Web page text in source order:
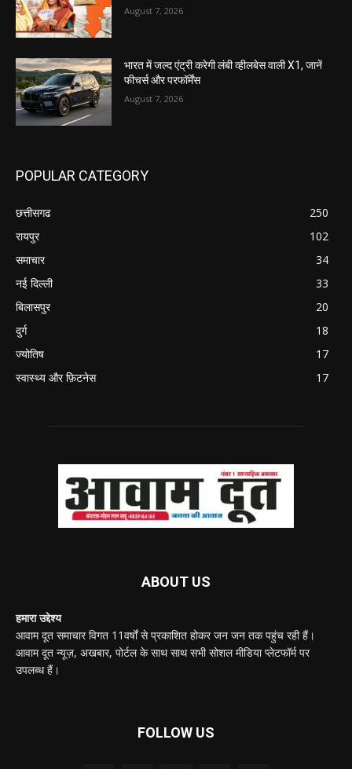
August 7, 2026
भारत में जल्द एंट्री करेगी लंबी व्हीलबेस वाली X1, जानें
फीचर्स और परफॉर्मेंस
August 7, 2026
POPULAR CATEGORY
छत्तीसगढ
250
रायपुर
102
समाचार
34
नई दिल्ली
33
बिलासपुर
20
दुर्ग
18
ज्योतिष
17
स्वास्थ्य और फ़िटनेस
17
ABOUT US
हमारा उद्देश्य
आवाम दूत समाचार विगत 11वर्षों से प्रकाशित होकर जन जन तक पहुंच रही हैं।
आवाम दूत न्यूज़, अखबार, पोर्टल के साथ साथ सभी सोशल मीडिया प्लेटफॉर्म पर
उपलब्ध हैं।
FOLLOW US